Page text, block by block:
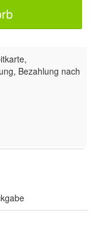
Bezahlung nach